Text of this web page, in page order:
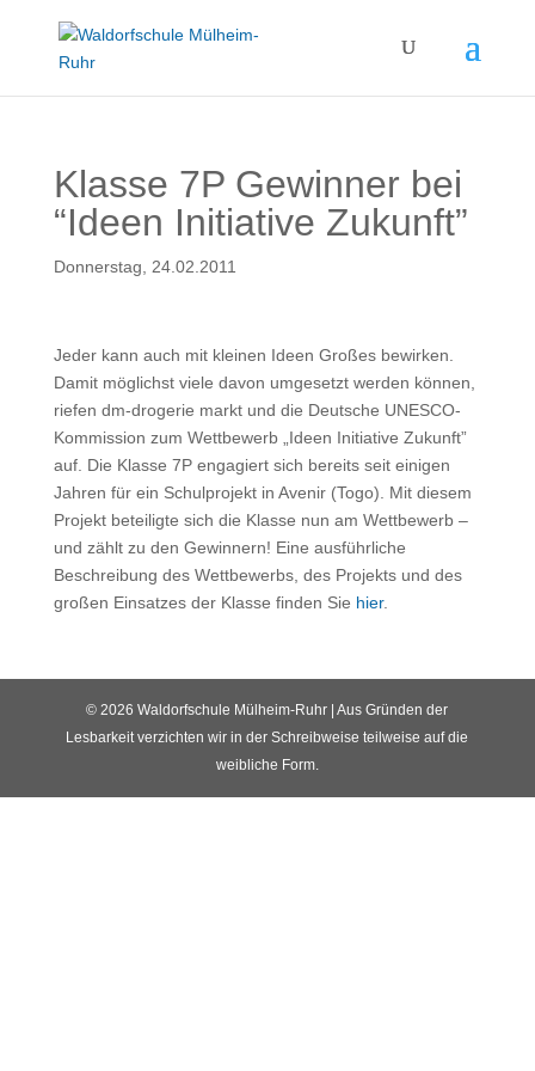
Klasse 7P Gewinner bei
“Ideen Initiative Zukunft”
Donnerstag, 24.02.2011
Jeder kann auch mit kleinen Ideen Großes bewirken.
Damit möglichst viele davon umgesetzt werden können,
riefen dm-drogerie markt und die Deutsche UNESCO-
Kommission zum Wettbewerb „Ideen Initiative Zukunft”
auf. Die Klasse 7P engagiert sich bereits seit einigen
Jahren für ein Schulprojekt in Avenir (Togo). Mit diesem
Projekt beteiligte sich die Klasse nun am Wettbewerb –
und zählt zu den Gewinnern! Eine ausführliche
Beschreibung des Wettbewerbs, des Projekts und des
großen Einsatzes der Klasse finden Sie hier.
© 2026 Waldorfschule Mülheim-Ruhr | Aus Gründen der
Lesbarkeit verzichten wir in der Schreibweise teilweise auf die
weibliche Form.